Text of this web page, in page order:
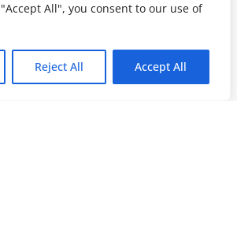
All", you consent to our use of
Reject All Accept All